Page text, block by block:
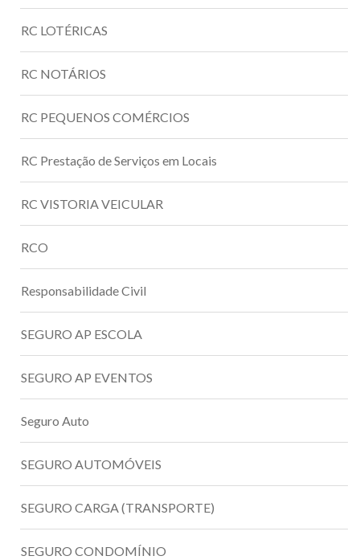
RC LOTÉRICAS
RC NOTÁRIOS
RC PEQUENOS COMÉRCIOS
RC Prestação de Serviços em Locais
RC VISTORIA VEICULAR
RCO
Responsabilidade Civil
SEGURO AP ESCOLA
SEGURO AP EVENTOS
Seguro Auto
SEGURO AUTOMÓVEIS
SEGURO CARGA (TRANSPORTE)
SEGURO CONDOMÍNIO